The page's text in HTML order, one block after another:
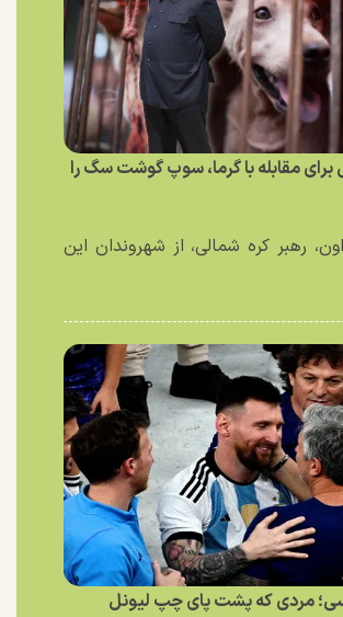
برای مقابله با گرما، سوپ گوشت سگ را
رهبر کره شمالی، از شهروندان این
مردی که پشت پای چپ لیونل